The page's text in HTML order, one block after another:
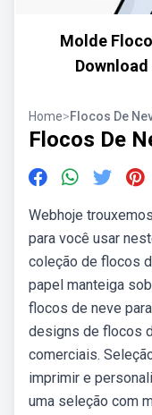
Molde
Home>Flocos De
Flocos De
Webhoje
para você usar
coleção de flocos
papel manteiga
flocos de neve
designs de flocos
comerciais.
imprimir e
uma seleção com